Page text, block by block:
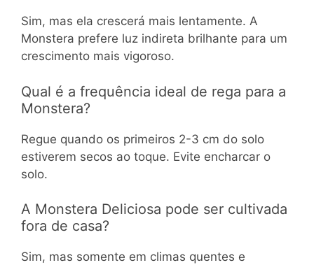
Sim, mas ela crescerá mais lentamente. A
Monstera prefere luz indireta brilhante para um
crescimento mais vigoroso.
Qual é a frequência ideal de rega para a
Monstera?
Regue quando os primeiros 2-3 cm do solo
estiverem secos ao toque. Evite encharcar o
solo.
A Monstera Deliciosa pode ser cultivada
fora de casa?
Sim, mas somente em climas quentes e